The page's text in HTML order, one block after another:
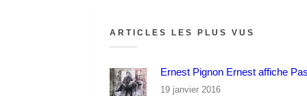
ARTICLES LES PLUS VUS
Ernest Pignon Ernest affiche
19 janvier 2016